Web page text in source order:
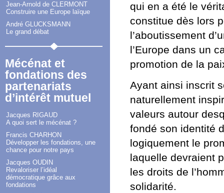
Jean-Arnold de CLERMONT
Construire une Europe laïque
André GLUCKSMANN
Le grand débat
Mécénat et
fondations des
partenariats
d’intérêt mutuel
Jacques RIGAUD
A quoi sert le mécénat ?
Francis CHARHON
Développer les fondations, une
chance pour notre pays
Jacques OUDIN
Revaloriser l’idéal
démocratique grâce aux
fondations
qui en a été le
constitue dès lors
l’aboutissement
l’Europe dans un
promotion de la
Ayant ainsi inscrit
naturellement
valeurs autour
fondé son identité
logiquement le
laquelle devraient
les droits de
solidarité.